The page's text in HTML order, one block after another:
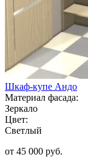
Шкаф-купе Андо
Материал фасада:
Зеркало
Цвет:
Светлый
от 45 000 руб.